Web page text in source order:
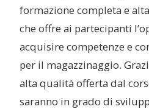
formazione completa e
che offre ai partecipanti
acquisire competenze e
per il magazzinaggio.
alta qualità offerta dal
saranno in grado di